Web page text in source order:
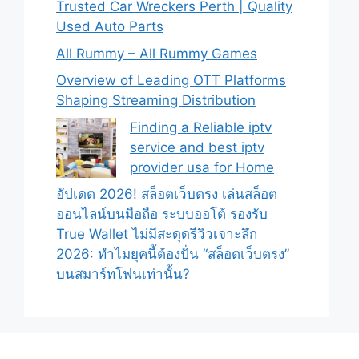
Trusted Car Wreckers Perth | Quality
Used Auto Parts
All Rummy – All Rummy Games
Overview of Leading OTT Platforms
Shaping Streaming Distribution
Finding a Reliable iptv
service and best iptv
provider usa for Home
อัปเดต 2026! สล็อตเว็บตรง เล่นสล็อต
ออนไลน์บนมือถือ ระบบออโต้ รองรับ
True Wallet ไม่มีสะดุดรีวิวเจาะลึก
2026: ทำไมยุคนี้ต้องปั่น “สล็อตเว็บตรง”
บนสมาร์ทโฟนเท่านั้น?